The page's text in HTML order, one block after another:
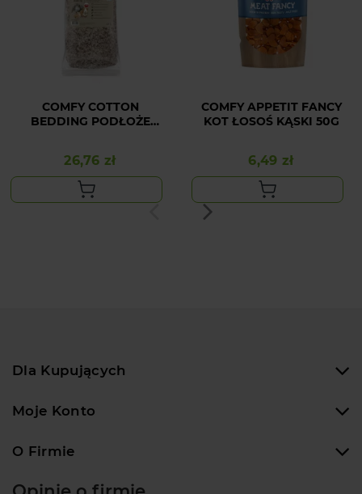
COMFY COTTON
BEDDING PODŁOŻE
Cena
26,76 zł
COMFY APPETIT FANCY
KOT ŁOSOŚ KĄSKI 50G
Cena
6,49 zł
Dla Kupujących
Moje Konto
O Firmie